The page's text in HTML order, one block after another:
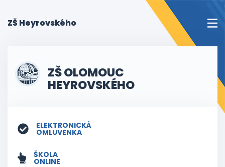
ZŠ Heyrovského
ZŠ OLOMOUC
HEYROVSKÉHO
ELEKTRONICKÁ
OMLUVENKA
ŠKOLA
ONLINE